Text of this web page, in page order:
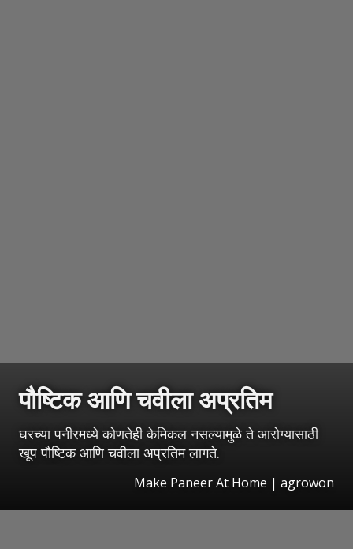
पौष्टिक आणि चवीला अप्रतिम
घरच्या पनीरमध्ये कोणतेही केमिकल नसल्यामुळे ते आरोग्यासाठी
खूप पौष्टिक आणि चवीला अप्रतिम लागते.
Make Paneer At Home | agrowon